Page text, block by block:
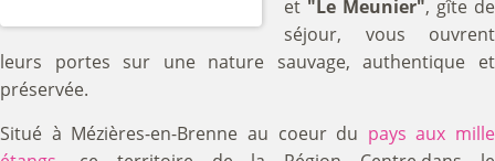
Coeur
et "Le Meunier", gîte de
séjour, vous ouvrent
leurs portes sur une nature sauvage, authentique et
préservée.
Situé à Mézières-en-Brenne au coeur du pays aux mille